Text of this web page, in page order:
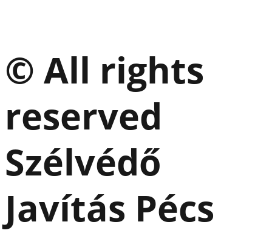
© All rights
reserved
Szélvédő
Javítás Pécs